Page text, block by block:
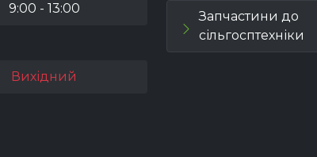
9:00 - 13:00
Вихідний
Запчастини до
сільгосптехніки